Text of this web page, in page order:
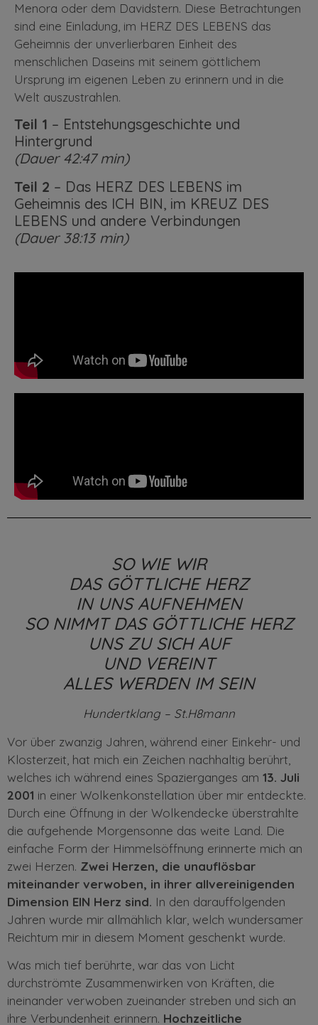
Menora oder dem Davidstern. Diese Betrachtungen
sind eine Einladung, im HERZ DES LEBENS das
Geheimnis der unverlierbaren Einheit des
menschlichen Daseins mit seinem göttlichem
Ursprung im eigenen Leben zu erinnern und in die
Welt auszustrahlen.
Teil 1 – Entstehungsgeschichte und
Hintergrund
(Dauer 42:47 min)
Teil 2 – Das HERZ DES LEBENS im
Geheimnis des ICH BIN, im KREUZ DES
LEBENS und andere Verbindungen
(Dauer 38:13 min)
SO WIE WIR
DAS GÖTTLICHE HERZ
IN UNS AUFNEHMEN
SO NIMMT DAS GÖTTLICHE HERZ
UNS ZU SICH AUF
UND VEREINT
ALLES WERDEN IM SEIN
Hundertklang – St.H8mann
Vor über zwanzig Jahren, während einer Einkehr- und
Klosterzeit, hat mich ein Zeichen nachhaltig berührt,
welches ich während eines Spazierganges am 13. Juli
2001 in einer Wolkenkonstellation über mir entdeckte.
Durch eine Öffnung in der Wolkendecke überstrahlte
die aufgehende Morgensonne das weite Land. Die
einfache Form der Himmelsöffnung erinnerte mich an
zwei Herzen. Zwei Herzen, die unauflösbar
miteinander verwoben, in ihrer allvereinigenden
Dimension EIN Herz sind. In den darauffolgenden
Jahren wurde mir allmählich klar, welch wundersamer
Reichtum mir in diesem Moment geschenkt wurde.
Was mich tief berührte, war das von Licht
durchströmte Zusammenwirken von Kräften, die
ineinander verwoben zueinander streben und sich an
ihre Verbundenheit erinnern. Hochzeitliche